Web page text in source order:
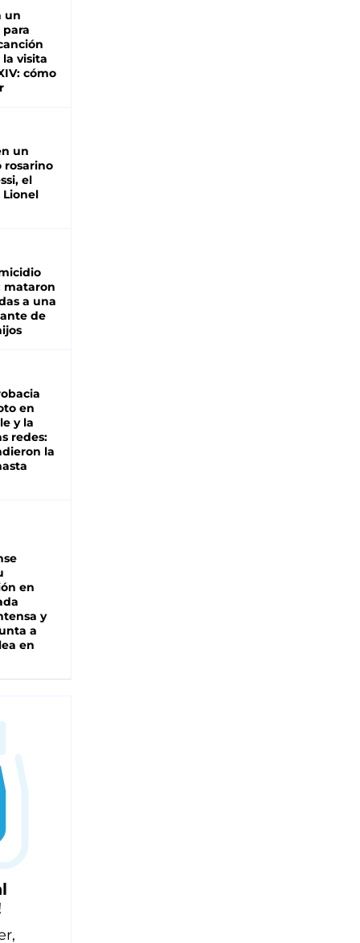
un
para
visita
cómo
un
rosarino
el
mataron
a una
de
en
y la
redes:
la
en
y
a
en